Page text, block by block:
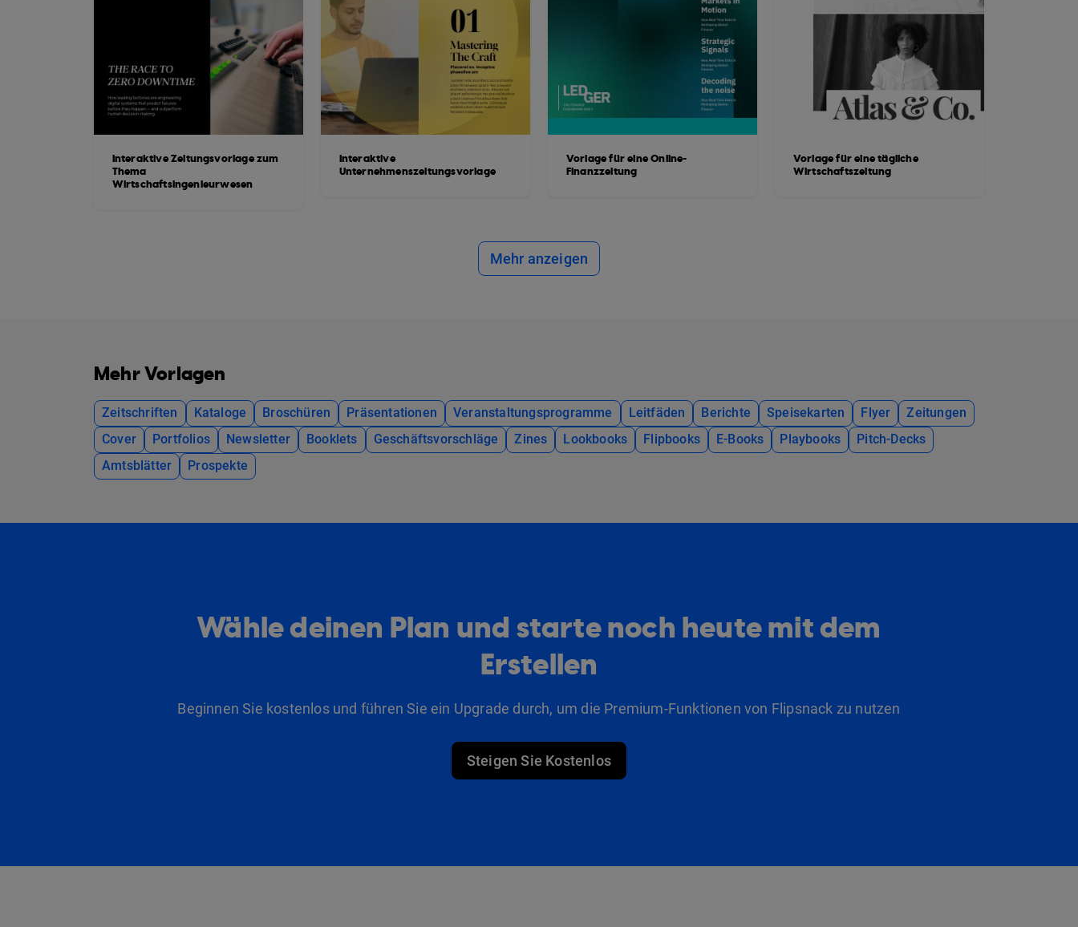
Interaktive Zeitungsvorlage zum
Thema
Wirtschaftsingenieurwesen
Interaktive
Unternehmenszeitungsvorlage
Vorlage für eine Online-
Finanzzeitung
Vorlage für eine tägliche
Wirtschaftszeitung
Mehr anzeigen
Mehr Vorlagen
Zeitschriften Kataloge Broschüren Präsentationen Veranstaltungsprogramme Leitfäden Berichte Speisekarten Flyer
Zeitungen
Cover
Portfolios Newsletter Booklets Geschäftsvorschläge Zines Lookbooks Flipbooks E-Books Playbooks
Pitch-Decks
Amtsblätter
Prospekte
Wähle deinen Plan und starte noch heute mit dem
Erstellen
Beginnen Sie kostenlos und führen Sie ein Upgrade durch, um die Premium-Funktionen von Flipsnack zu nutzen
Steigen Sie Kostenlos